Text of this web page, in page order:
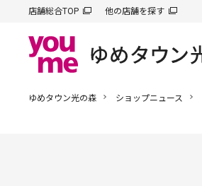
店舗総合TOP 他の店舗を探す
ゆめタウン光の森 ショップニュース